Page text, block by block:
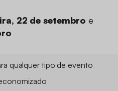
22 de setembroe
qualquer tipo de evento